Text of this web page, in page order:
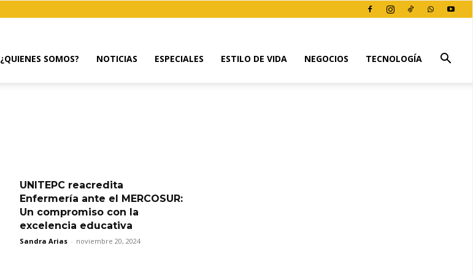
¿QUIENES SOMOS? NOTICIAS ESPECIALES ESTILO DE VIDA NEGOCIOS TECNOLOGÍA
UNITEPC reacredita
Enfermería ante el MERCOSUR:
Un compromiso con la
excelencia educativa
Sandra Arias - noviembre 20, 2024